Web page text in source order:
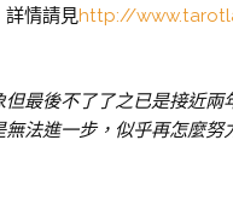
詳情請見http://
最後不了了之已是接近
法進一步，似乎再怎麼